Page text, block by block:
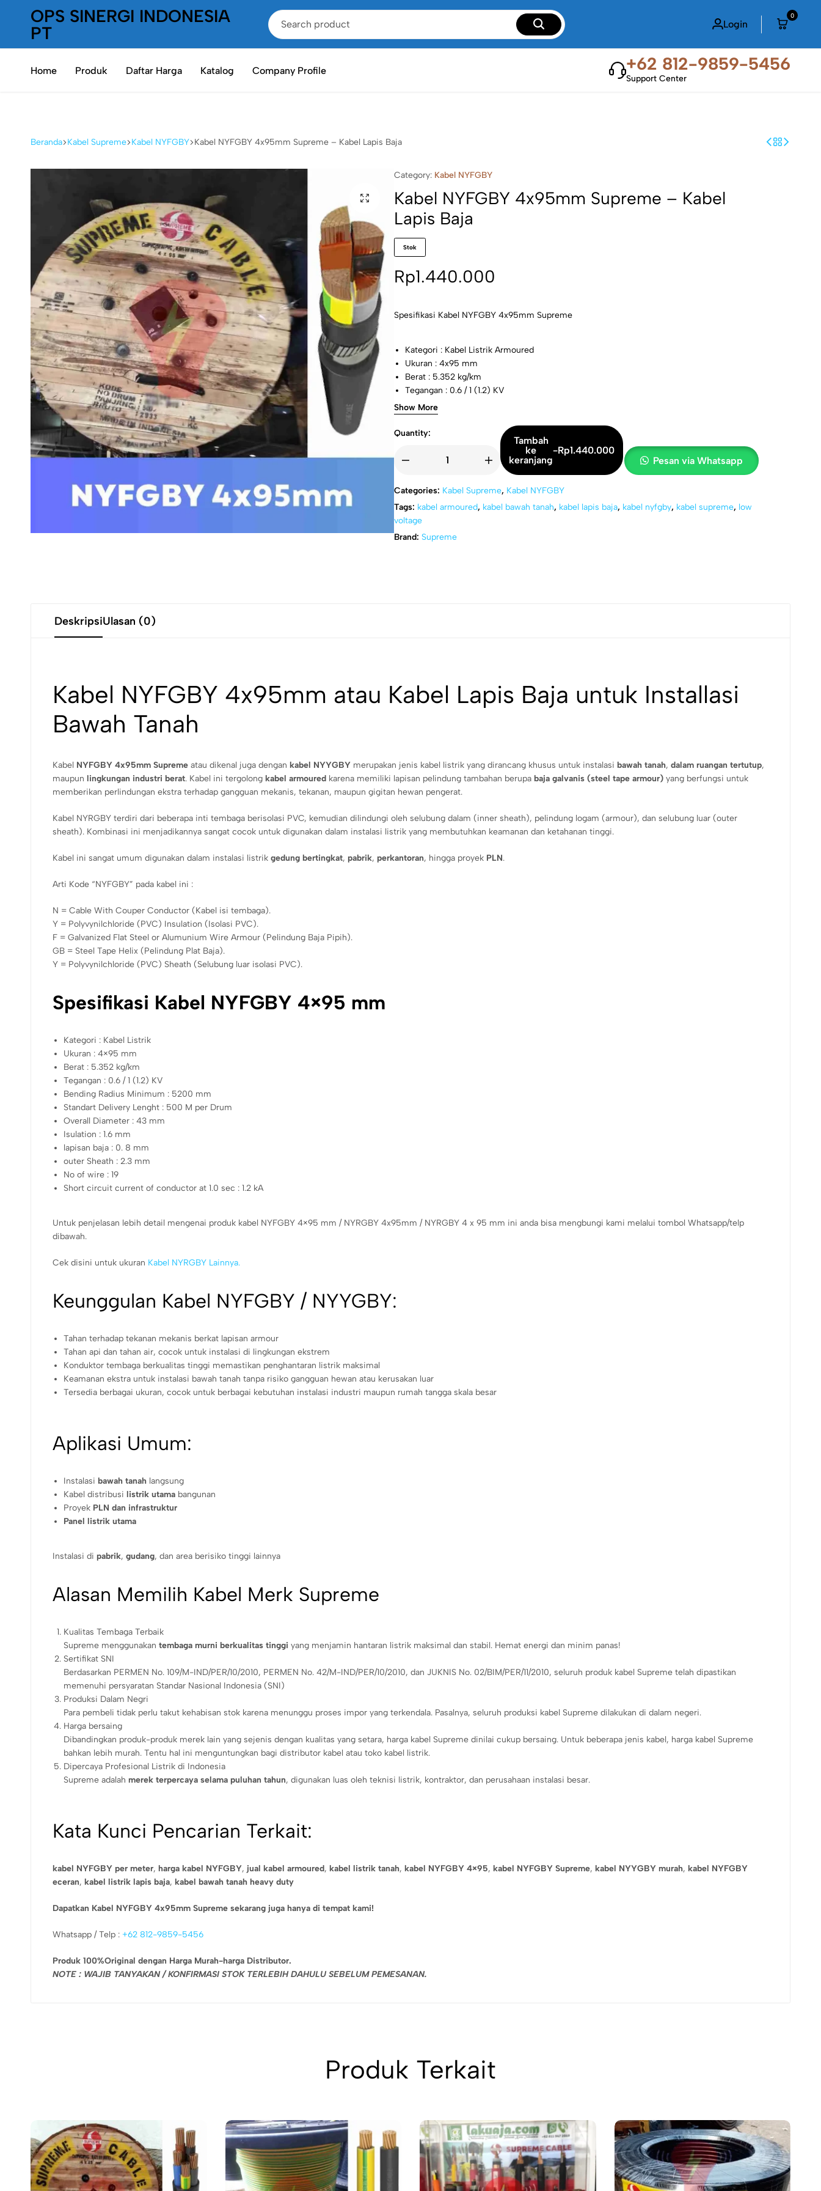
OPS SINERGI INDONESIA
PT
PT
SInergi
Oneplaceshop
Login
0
Home Produk Daftar Harga Katalog Company Profile +62 812-9859-5456
Support Center
Beranda Kabel Supreme Kabel NYFGBY Kabel NYFGBY 4x95mm Supreme – Kabel Lapis Baja
Category: Kabel NYFGBY
Kabel NYFGBY 4x95mm Supreme – Kabel
Lapis Baja
Stok
Rp1.440.000
Spesifikasi Kabel NYFGBY 4x95mm Supreme
Kategori : Kabel Listrik Armoured
Ukuran : 4x95 mm
Berat : 5.352 kg/km
Tegangan : 0.6 / 1 (1.2) KV
Standard : IEC 60502-1/ SNI IEC 60502-1
Show More
Quantity:
Tambah
ke
keranjang
-Rp1.440.000
Pesan via Whatsapp
Categories: Kabel Supreme, Kabel NYFGBY
Tags: kabel armoured, kabel bawah tanah, kabel lapis baja, kabel nyfgby, kabel supreme, low
voltage
Brand: Supreme
DeskripsiUlasan (0)
Kabel NYFGBY 4x95mm atau Kabel Lapis Baja untuk Installasi
Bawah Tanah
Kabel NYFGBY 4x95mm Supreme atau dikenal juga dengan kabel NYYGBY merupakan jenis kabel listrik yang dirancang khusus untuk instalasi bawah tanah, dalam ruangan tertutup,
maupun lingkungan industri berat. Kabel ini tergolong kabel armoured karena memiliki lapisan pelindung tambahan berupa baja galvanis (steel tape armour) yang berfungsi untuk
memberikan perlindungan ekstra terhadap gangguan mekanis, tekanan, maupun gigitan hewan pengerat.
Kabel NYRGBY terdiri dari beberapa inti tembaga berisolasi PVC, kemudian dilindungi oleh selubung dalam (inner sheath), pelindung logam (armour), dan selubung luar (outer
sheath). Kombinasi ini menjadikannya sangat cocok untuk digunakan dalam instalasi listrik yang membutuhkan keamanan dan ketahanan tinggi.
Kabel ini sangat umum digunakan dalam instalasi listrik gedung bertingkat, pabrik, perkantoran, hingga proyek PLN.
Arti Kode “NYFGBY” pada kabel ini :
N = Cable With Couper Conductor (Kabel isi tembaga).
Y = Polyvynilchloride (PVC) Insulation (Isolasi PVC).
F = Galvanized Flat Steel or Alumunium Wire Armour (Pelindung Baja Pipih).
GB = Steel Tape Helix (Pelindung Plat Baja).
Y = Polyvynilchloride (PVC) Sheath (Selubung luar isolasi PVC).
Spesifikasi Kabel NYFGBY 4×95 mm
Kategori : Kabel Listrik
Ukuran : 4×95 mm
Berat : 5.352 kg/km
Tegangan : 0.6 / 1 (1.2) KV
Bending Radius Minimum : 5200 mm
Standart Delivery Lenght : 500 M per Drum
Overall Diameter : 43 mm
Isulation : 1.6 mm
lapisan baja : 0. 8 mm
outer Sheath : 2.3 mm
No of wire : 19
Short circuit current of conductor at 1.0 sec : 1.2 kA
Untuk penjelasan lebih detail mengenai produk kabel NYFGBY 4×95 mm / NYRGBY 4x95mm / NYRGBY 4 x 95 mm ini anda bisa mengbungi kami melalui tombol Whatsapp/telp
dibawah.
Cek disini untuk ukuran Kabel NYRGBY Lainnya.
Keunggulan Kabel NYFGBY / NYYGBY:
Tahan terhadap tekanan mekanis berkat lapisan armour
Tahan api dan tahan air, cocok untuk instalasi di lingkungan ekstrem
Konduktor tembaga berkualitas tinggi memastikan penghantaran listrik maksimal
Keamanan ekstra untuk instalasi bawah tanah tanpa risiko gangguan hewan atau kerusakan luar
Tersedia berbagai ukuran, cocok untuk berbagai kebutuhan instalasi industri maupun rumah tangga skala besar
Aplikasi Umum:
Instalasi bawah tanah langsung
Kabel distribusi listrik utama bangunan
Proyek PLN dan infrastruktur
Panel listrik utama
Instalasi di pabrik, gudang, dan area berisiko tinggi lainnya
Alasan Memilih Kabel Merk Supreme
Kualitas Tembaga Terbaik
Supreme menggunakantembaga murni berkualitas tinggi yang menjamin hantaran listrik maksimal dan stabil. Hemat energi dan minim panas!
Sertifikat SNI
Berdasarkan PERMEN No. 109/M-IND/PER/10/2010, PERMEN No. 42/M-IND/PER/10/2010, dan JUKNIS No. 02/BIM/PER/11/2010, seluruh produk kabel Supreme telah dipastikan
memenuhi persyaratan Standar Nasional Indonesia (SNI)
Produksi Dalam Negri
Para pembeli tidak perlu takut kehabisan stok karena menunggu proses impor yang terkendala. Pasalnya, seluruh produksi kabel Supreme dilakukan di dalam negeri.
Harga bersaing
Dibandingkan produk-produk merek lain yang sejenis dengan kualitas yang setara, harga kabel Supreme dinilai cukup bersaing. Untuk beberapa jenis kabel, harga kabel Supreme
bahkan lebih murah. Tentu hal ini menguntungkan bagi distributor kabel atau toko kabel listrik.
Dipercaya Profesional Listrik di Indonesia
Supreme adalahmerek terpercaya selama puluhan tahun, digunakan luas oleh teknisi listrik, kontraktor, dan perusahaan instalasi besar.
Kata Kunci Pencarian Terkait:
kabel NYFGBY per meter, harga kabel NYFGBY, jual kabel armoured, kabel listrik tanah, kabel NYFGBY 4×95, kabel NYFGBY Supreme, kabel NYYGBY murah, kabel NYFGBY
eceran, kabel listrik lapis baja, kabel bawah tanah heavy duty
Dapatkan Kabel NYFGBY 4x95mm Supreme sekarang juga hanya di tempat kami!
Whatsapp / Telp : +62 812-9859-5456
Produk 100%Original dengan Harga Murah-harga Distributor.
NOTE : WAJIB TANYAKAN / KONFIRMASI STOK TERLEBIH DAHULU SEBELUM PEMESANAN.
Produk Terkait